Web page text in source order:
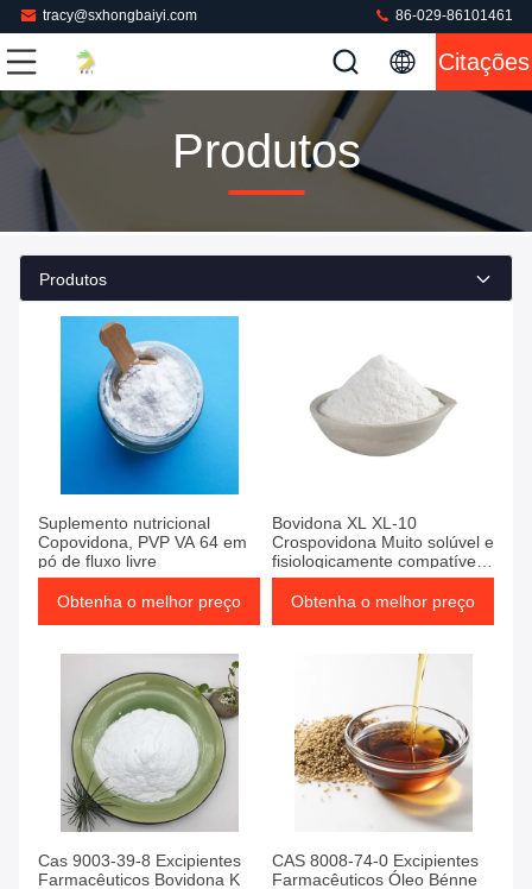
tracy@sxhongbaiyi.com 86-029-86101461
Citações
Produtos
Produtos
Suplemento nutricional
Copovidona, PVP VA 64 em
pó de fluxo livre
Obtenha o melhor preço
Bovidona XL XL-10
Crospovidona Muito solúvel e
fisiologicamente compatível
com os alimentos
Obtenha o melhor preço
Cas 9003-39-8 Excipientes
Farmacêuticos Bovidona K
CAS 8008-74-0 Excipientes
Farmacêuticos Óleo Bénne